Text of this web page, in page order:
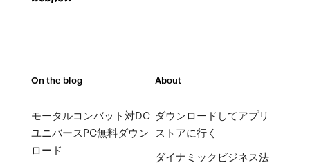
On the blog
モータルコンバット対DC
ユニバースPC無料ダウン
ロード
About
ダウンロードしてアプリ
ストアに行く
ダイナミックビジネス法